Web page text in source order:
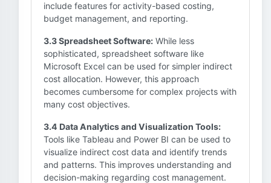
include features for activity-based costing,
budget management, and reporting.
3.3 Spreadsheet Software: While less
sophisticated, spreadsheet software like
Microsoft Excel can be used for simpler indirect
cost allocation. However, this approach
becomes cumbersome for complex projects with
many cost objectives.
3.4 Data Analytics and Visualization Tools:
Tools like Tableau and Power BI can be used to
visualize indirect cost data and identify trends
and patterns. This improves understanding and
decision-making regarding cost management.